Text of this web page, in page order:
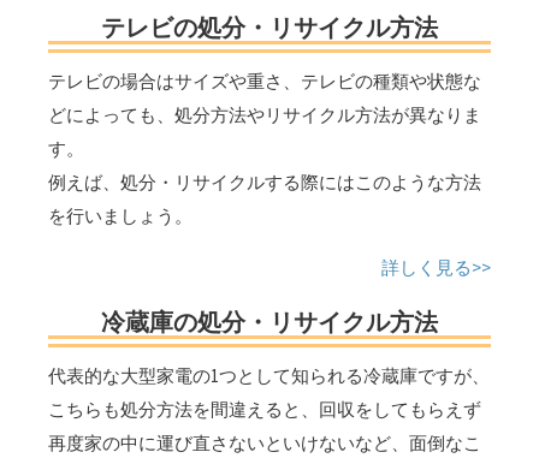
テレビの処分・リサイクル方法
テレビの場合はサイズや重さ、テレビの種類や状態な
どによっても、処分方法やリサイクル方法が異なりま
す。
例えば、処分・リサイクルする際にはこのような方法
を行いましょう。
詳しく見る>>
冷蔵庫の処分・リサイクル方法
代表的な大型家電の1つとして知られる冷蔵庫ですが、
こちらも処分方法を間違えると、回収をしてもらえず
再度家の中に運び直さないといけないなど、面倒なこ